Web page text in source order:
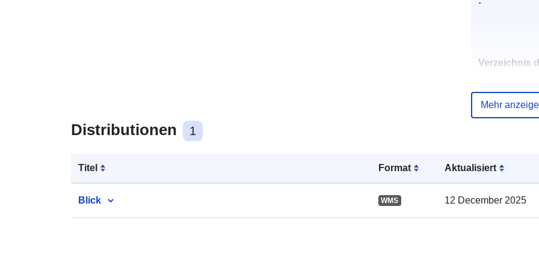
Distributionen 1
Titel Format Aktualisiert
Blick WMS 12 December 2025
Verzeichnis
Mehr